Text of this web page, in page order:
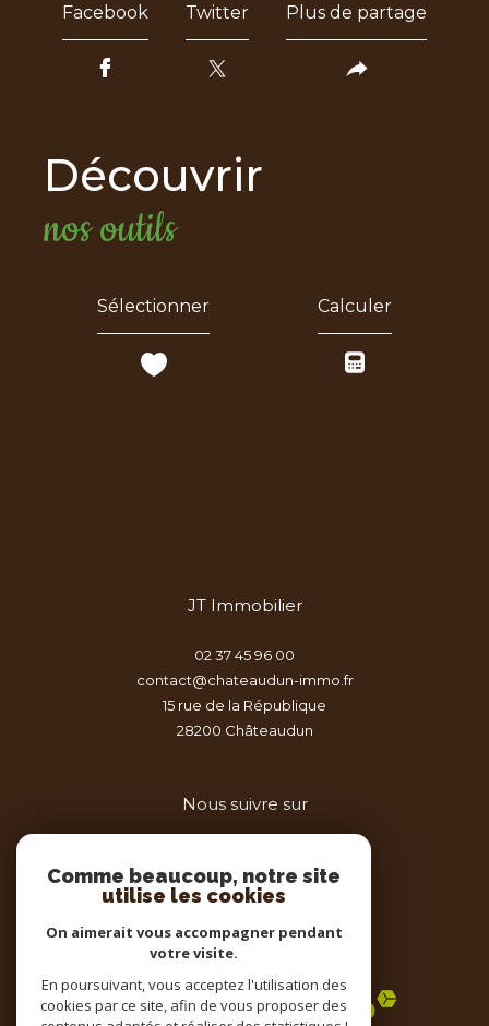
Facebook Twitter Plus de partage
découvrir
nos outils
Sélectionner Calculer
JT Immobilier
02 37 45 96 00
contact@chateaudun-immo.fr
15 rue de la République
28200
châteaudun
Nous suivre sur
Adhérents
Comme beaucoup, notre site
utilise les cookies
On aimerait vous accompagner pendant
votre visite.
En poursuivant, vous acceptez l'utilisation des
cookies par ce site, afin de vous proposer des